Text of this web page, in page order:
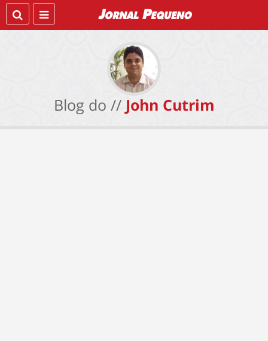
Blog do // John Cutrim